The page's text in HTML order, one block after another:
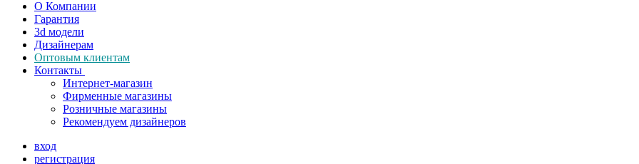
О Компании
Гарантия
3d модели
Дизайнерам
Оптовым клиентам
Контакты
Интернет-магазин
Фирменные магазины
Розничные магазины
Рекомендуем дизайнеров
вход
регистрация